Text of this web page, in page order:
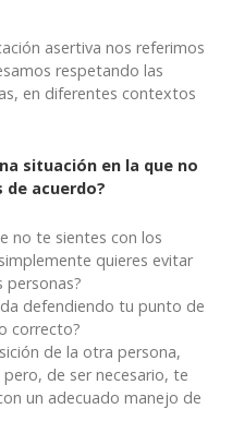
asertiva nos referimos
respetando las
en diferentes contextos
situación en la que no
acuerdo?
no te sientes con los
quieres evitar
defendiendo tu punto de
correcto?
de la otra persona,
de ser necesario, te
un adecuado manejo de